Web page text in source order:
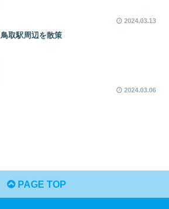
2024.03.13
鳥取駅周辺を散策
2024.03.06
PAGE TOP